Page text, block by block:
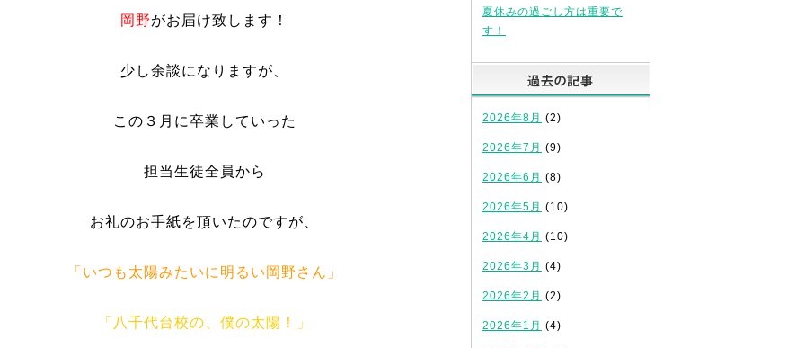
岡野がお届け致します！
少し余談になりますが、
この３月に卒業していった
担当生徒全員から
お礼のお手紙を頂いたのですが、
「いつも太陽みたいに明るい岡野さん」
「八千代台校の、僕の太陽！」
夏休みの過ごし方は重要で
す！
2026年8月 (2)
2026年7月 (9)
2026年6月 (8)
2026年5月 (10)
2026年4月 (10)
2026年3月 (4)
2026年2月 (2)
2026年1月 (4)